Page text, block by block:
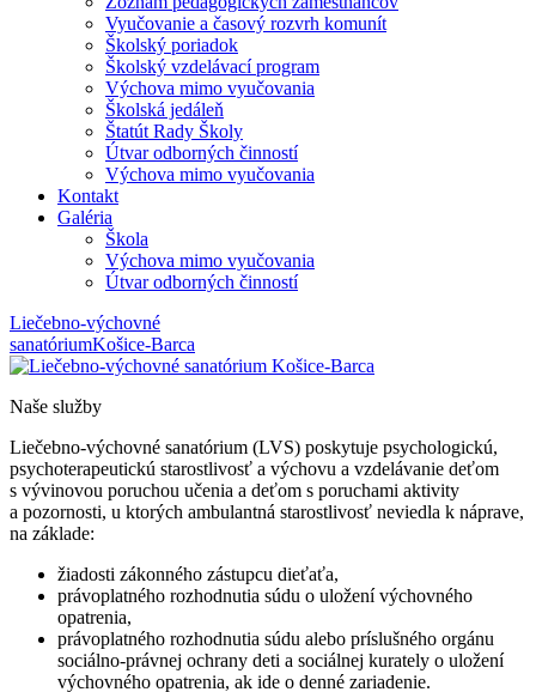
Vyučovanie a časový rozvrh komunít
Školský poriadok
Školský vzdelávací program
Výchova mimo vyučovania
Školská jedáleň
Štatút Rady Školy
Útvar odborných činností
Výchova mimo vyučovania
Kontakt
Galéria
Škola
Výchova mimo vyučovania
Útvar odborných činností
Liečebno-výchovné
sanatóriumKošice-Barca
Naše služby
Liečebno-výchovné sanatórium (LVS) poskytuje psychologickú,
psychoterapeutickú starostlivosť a výchovu a vzdelávanie deťom
s vývinovou poruchou učenia a deťom s poruchami aktivity
a pozornosti, u ktorých ambulantná starostlivosť neviedla k náprave,
na základe:
žiadosti zákonného zástupcu dieťaťa,
právoplatného rozhodnutia súdu o uložení výchovného
opatrenia,
právoplatného rozhodnutia súdu alebo príslušného orgánu
sociálno-právnej ochrany deti a sociálnej kurately o uložení
výchovného opatrenia, ak ide o denné zariadenie.